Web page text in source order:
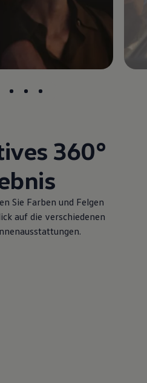
360°
Sie Farben und Felgen
auf die verschiedenen